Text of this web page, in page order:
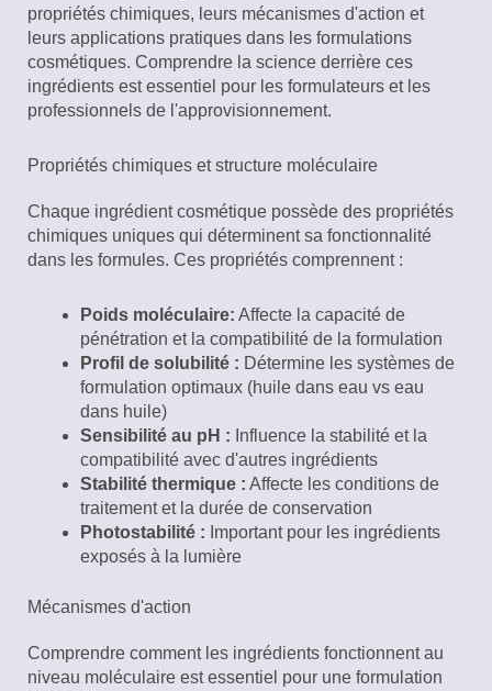
propriétés chimiques, leurs mécanismes d'action et
leurs applications pratiques dans les formulations
cosmétiques. Comprendre la science derrière ces
ingrédients est essentiel pour les formulateurs et les
professionnels de l'approvisionnement.
Propriétés chimiques et structure moléculaire
Chaque ingrédient cosmétique possède des propriétés
chimiques uniques qui déterminent sa fonctionnalité
dans les formules. Ces propriétés comprennent :
Poids moléculaire: Affecte la capacité de
pénétration et la compatibilité de la formulation
Profil de solubilité : Détermine les systèmes de
formulation optimaux (huile dans eau vs eau
dans huile)
Sensibilité au pH : Influence la stabilité et la
compatibilité avec d'autres ingrédients
Stabilité thermique : Affecte les conditions de
traitement et la durée de conservation
Photostabilité : Important pour les ingrédients
exposés à la lumière
Mécanismes d'action
Comprendre comment les ingrédients fonctionnent au
niveau moléculaire est essentiel pour une formulation